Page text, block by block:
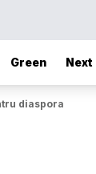
Green Next
diaspora